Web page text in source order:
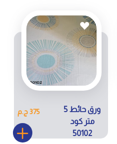
ورق حائط 5
متر كود
50102
375 ج.م